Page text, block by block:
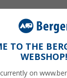
TO THE
WEBSHOP!
on